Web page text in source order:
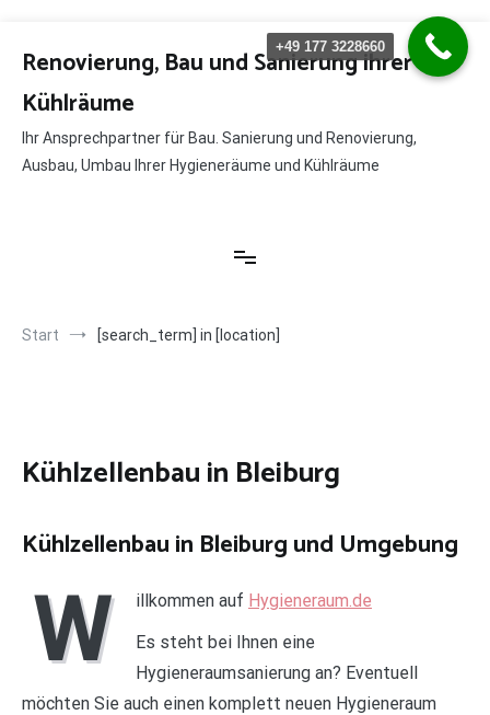
Inhalt
springen
Renovierung, Bau und Sanierung ihrer
Kühlräume
Ihr Ansprechpartner für Bau. Sanierung und Renovierung,
Ausbau, Umbau Ihrer Hygieneräume und Kühlräume
Start [search_term] in [location]
Kühlzellenbau in Bleiburg
Kühlzellenbau in Bleiburg und Umgebung
W illkommen auf Hygieneraum.de
Es steht bei Ihnen eine
Hygieneraumsanierung an? Eventuell
möchten Sie auch einen komplett neuen Hygieneraum
+49 177 3228660